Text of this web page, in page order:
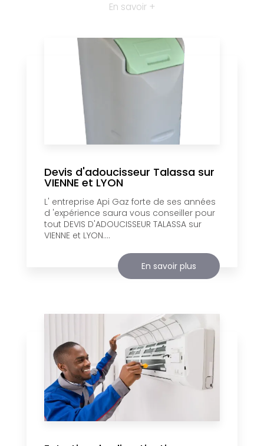
En savoir +
Devis d'adoucisseur Talassa sur
VIENNE et LYON
L' entreprise Api Gaz forte de ses années
d 'expérience saura vous conseiller pour
tout DEVIS D'ADOUCISSEUR TALASSA sur
VIENNE et LYON....
En savoir plus